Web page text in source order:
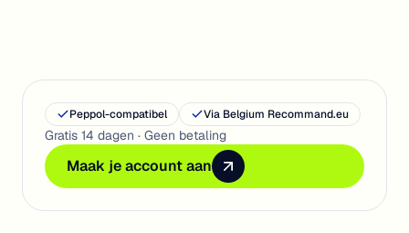
Peppol-compatibel Via Belgium Recommand.eu
Gratis 14 dagen · Geen betaling
Maak je account aan
Maak je account aan
Maak je account aan